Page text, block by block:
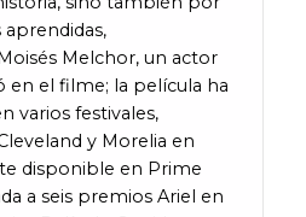
aprendidas,
Melchor, un actor
en el filme; la película ha
varios festivales,
y Morelia en
disponible en Prime
a seis premios Ariel en